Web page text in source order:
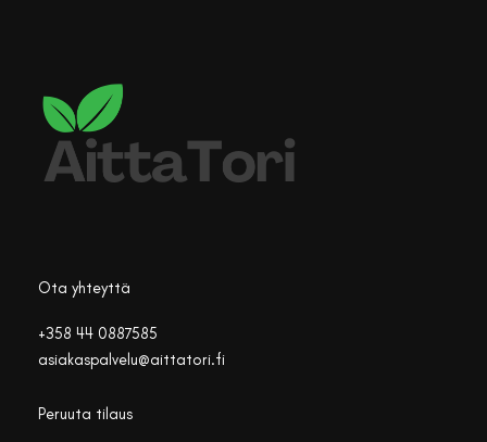
Ota yhteyttä
+358 44 0887585
asiakaspalvelu@aittatori.fi
Peruuta tilaus